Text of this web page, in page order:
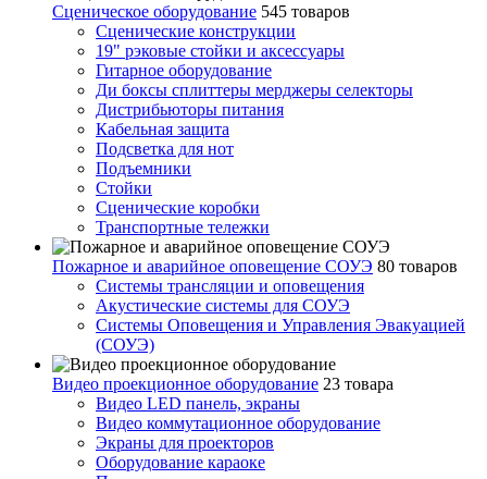
Сценическое оборудование 545 товаров
Сценические конструкции
19" рэковые стойки и аксесcуары
Гитарное оборудование
Ди боксы сплиттеры мерджеры селекторы
Дистрибьюторы питания
Кабельная защита
Подсветка для нот
Подъемники
Стойки
Сценические коробки
Транспортные тележки
Пожарное и аварийное оповещение СОУЭ 80 товаров
Cистемы трансляции и оповещения
Акустические системы для СОУЭ
Системы Оповещения и Управления Эвакуацией
(СОУЭ)
Видео проекционное оборудование 23 товара
Видео LED панель, экраны
Видео коммутационное оборудование
Экраны для проекторов
Оборудование караоке